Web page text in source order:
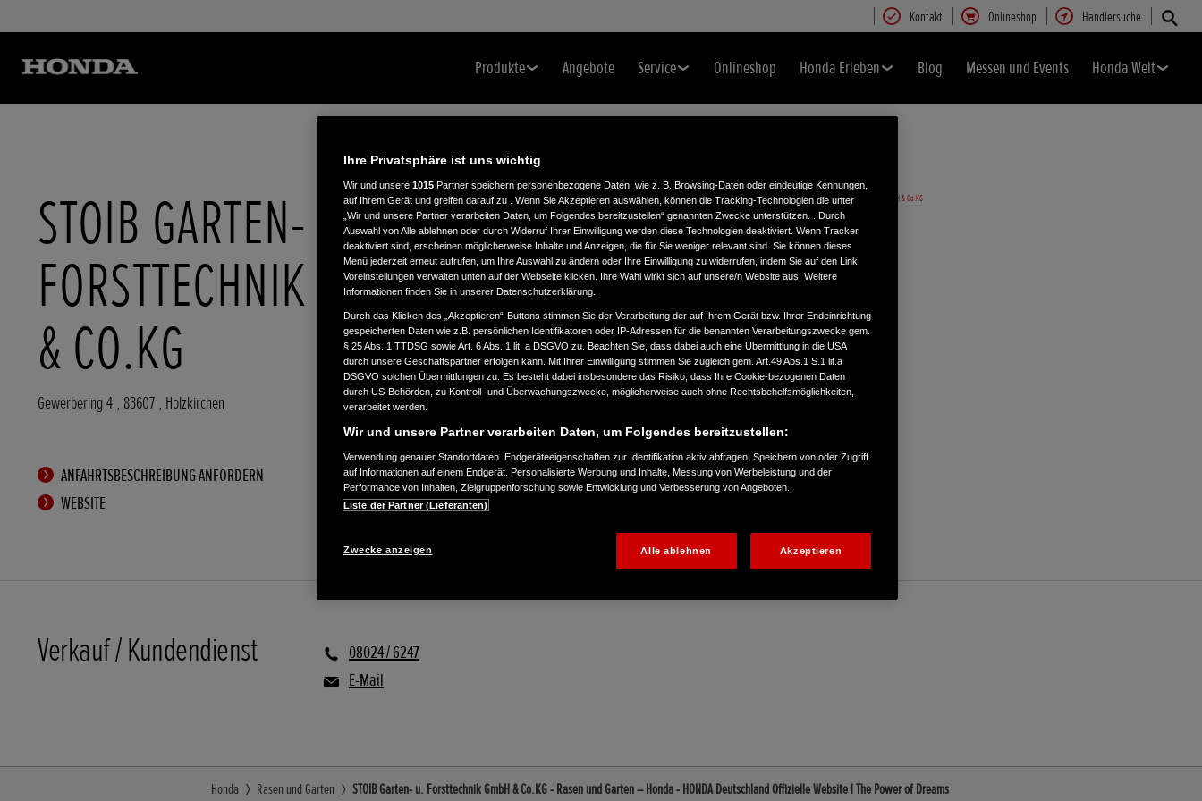
Kontakt Onlineshop Händlersuche
Produkte Angebote Service Onlineshop Honda Erleben Blog Messen und Events Honda Welt
STOIB GARTEN- U.
FORSTTECHNIK GMBH
& CO.KG
Gewerbering 4 , 83607 , Holzkirchen
ANFAHRTSBESCHREIBUNG ANFORDERN
WEBSITE
Verkauf / Kundendienst
08024 / 6247
E-Mail
Honda Rasen und Garten STOIB Garten- u. Forsttechnik GmbH & Co.KG - Rasen und Garten – Honda - HONDA Deutschland Offizielle Website | The Power of Dreams
Ihre Privatsphäre ist uns wichtig
Wir und unsere 1015 Partner speichern personenbezogene Daten, wie z. B. Browsing-Daten oder eindeutige Kennungen,
auf Ihrem Gerät und greifen darauf zu . Wenn Sie Akzeptieren auswählen, können die Tracking-Technologien die unter
„Wir und unsere Partner verarbeiten Daten, um Folgendes bereitzustellen“ genannten Zwecke unterstützen. . Durch
Auswahl von Alle ablehnen oder durch Widerruf Ihrer Einwilligung werden diese Technologien deaktiviert. Wenn Tracker
deaktiviert sind, erscheinen möglicherweise Inhalte und Anzeigen, die für Sie weniger relevant sind. Sie können dieses
Menü jederzeit erneut aufrufen, um Ihre Auswahl zu ändern oder Ihre Einwilligung zu widerrufen, indem Sie auf den Link
Voreinstellungen verwalten unten auf der Webseite klicken. Ihre Wahl wirkt sich auf unsere/n Website aus. Weitere
Informationen finden Sie in unserer Datenschutzerklärung.
Durch das Klicken des „Akzeptieren“-Buttons stimmen Sie der Verarbeitung der auf Ihrem Gerät bzw. Ihrer Endeinrichtung
gespeicherten Daten wie z.B. persönlichen Identifikatoren oder IP-Adressen für die benannten Verarbeitungszwecke gem.
§ 25 Abs. 1 TTDSG sowie Art. 6 Abs. 1 lit. a DSGVO zu. Beachten Sie, dass dabei auch eine Übermittlung in die USA
durch unsere Geschäftspartner erfolgen kann. Mit Ihrer Einwilligung stimmen Sie zugleich gem. Art.49 Abs.1 S.1 lit.a
DSGVO solchen Übermittlungen zu. Es besteht dabei insbesondere das Risiko, dass Ihre Cookie-bezogenen Daten
durch US-Behörden, zu Kontroll- und Überwachungszwecke, möglicherweise auch ohne Rechtsbehelfsmöglichkeiten,
verarbeitet werden.
Wir und unsere Partner verarbeiten Daten, um Folgendes bereitzustellen:
Verwendung genauer Standortdaten. Endgeräteeigenschaften zur Identifikation aktiv abfragen. Speichern von oder Zugriff
auf Informationen auf einem Endgerät. Personalisierte Werbung und Inhalte, Messung von Werbeleistung und der
Performance von Inhalten, Zielgruppenforschung sowie Entwicklung und Verbesserung von Angeboten.
Liste der Partner (Lieferanten)
Zwecke anzeigen Alle ablehnen Akzeptieren